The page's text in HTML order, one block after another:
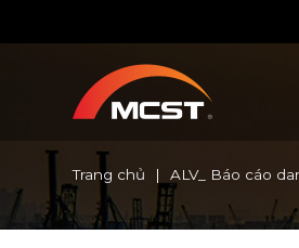
đến
Trang chủ | ALV_ Báo cáo